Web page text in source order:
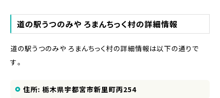
道の駅うつのみや ろまんちっく村の詳細情報
道の駅うつのみや ろまんちっく村の詳細情報は以下の通りで
す。
住所: 栃木県宇都宮市新里町丙254